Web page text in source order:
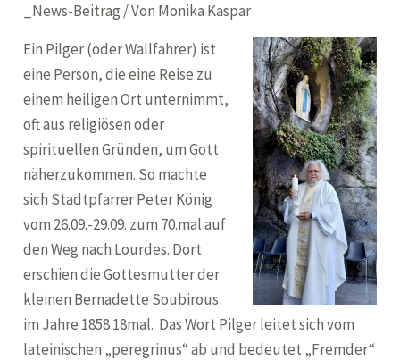
_News-Beitrag / Von Monika Kaspar
Ein Pilger (oder Wallfahrer) ist
eine Person, die eine Reise zu
einem heiligen Ort unternimmt,
oft aus religiösen oder
spirituellen Gründen, um Gott
näherzukommen. So machte
sich Stadtpfarrer Peter König
vom 26.09.-29.09. zum 70.mal auf
den Weg nach Lourdes. Dort
erschien die Gottesmutter der
kleinen Bernadette Soubirous
im Jahre 1858 18mal. Das Wort Pilger leitet sich vom
lateinischen „peregrinus“ ab und bedeutet „Fremder“